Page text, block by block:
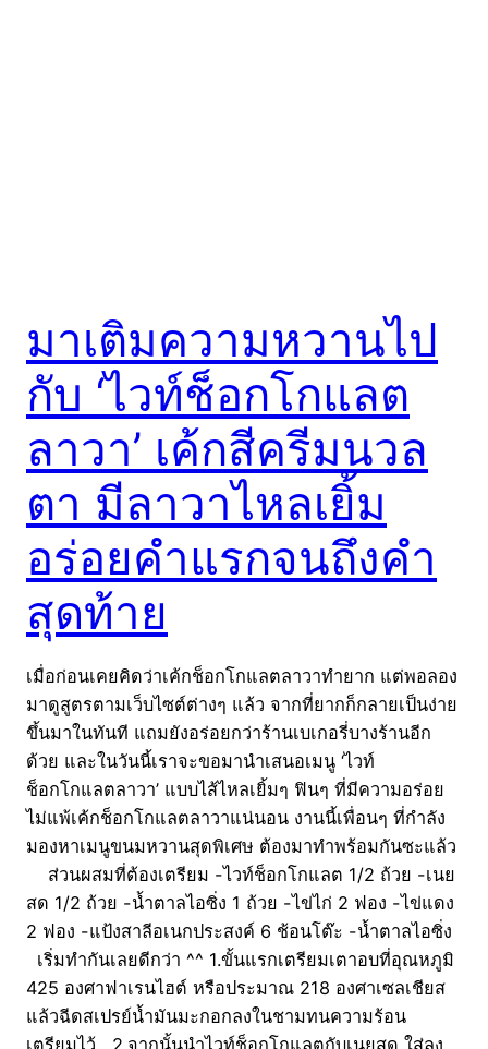
มาเติมความหวานไป
กับ ‘ไวท์ช็อกโกแลต
ลาวา’ เค้กสีครีมนวล
ตา มีลาวาไหลเยิ้ม
อร่อยคำแรกจนถึงคำ
สุดท้าย
เมื่อก่อนเคยคิดว่าเค้กช็อกโกแลตลาวาทำยาก แต่พอลอง
มาดูสูตรตามเว็บไซต์ต่างๆ แล้ว จากที่ยากก็กลายเป็นง่าย
ขึ้นมาในทันที แถมยังอร่อยกว่าร้านเบเกอรี่บางร้านอีก
ด้วย และในวันนี้เราจะขอมานำเสนอเมนู ‘ไวท์
ช็อกโกแลตลาวา’ แบบไส้ไหลเยิ้มๆ ฟินๆ ที่มีความอร่อย
ไม่แพ้เค้กช็อกโกแลตลาวาแน่นอน งานนี้เพื่อนๆ ที่กำลัง
มองหาเมนูขนมหวานสุดพิเศษ ต้องมาทำพร้อมกันซะแล้ว
ส่วนผสมที่ต้องเตรียม -ไวท์ช็อกโกแลต 1/2 ถ้วย -เนย
สด 1/2 ถ้วย -น้ำตาลไอซิ่ง 1 ถ้วย -ไข่ไก่ 2 ฟอง -ไข่แดง
2 ฟอง -แป้งสาลีอเนกประสงค์ 6 ช้อนโต๊ะ -น้ำตาลไอซิ่ง
เริ่มทำกันเลยดีกว่า ^^ 1.ขั้นแรกเตรียมเตาอบที่อุณหภูมิ
425 องศาฟาเรนไฮต์ หรือประมาณ 218 องศาเซลเชียส
แล้วฉีดสเปรย์น้ำมันมะกอกลงในชามทนความร้อน
เตรียมไว้ 2.จากนั้นนำไวท์ช็อกโกแลตกับเนยสด ใส่ลง